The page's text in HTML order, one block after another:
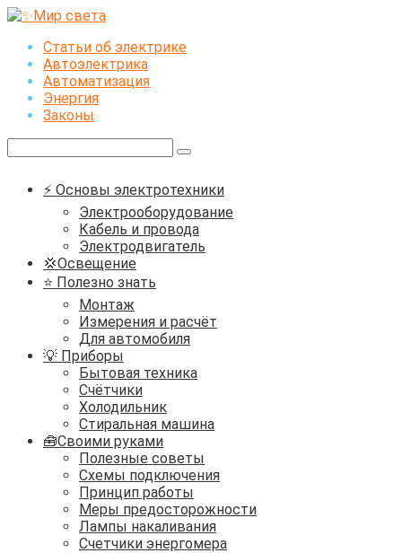
Перейти
контентуСтатьи об электрике
Автоэлектрика
Автоматизация
Энергия
Законы
⚡ Основы электротехники
Электрооборудование
Кабель и провода
Электродвигатель
💢Освещение
⭐ Полезно знать
Монтаж
Измерения и расчёт
Для автомобиля
💡 Приборы
Бытовая техника
Счётчики
Холодильник
Стиральная машина
🧰Своими руками
Полезные советы
Схемы подключения
Принцип работы
Меры предосторожности
Лампы накаливания
Счетчики энергомера